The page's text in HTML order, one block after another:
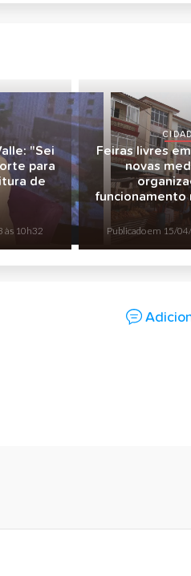
"Sei
para
de
às 10h32
Feiras livres
novas
funcionamento
Publicado em 15/